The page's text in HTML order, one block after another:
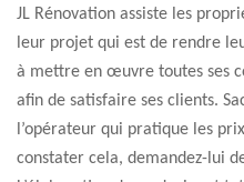
JL Rénovation assiste les
leur projet qui est de rendre
à mettre en œuvre toutes ses
afin de satisfaire ses clients.
l’opérateur qui pratique les
constater cela, demandez-lui